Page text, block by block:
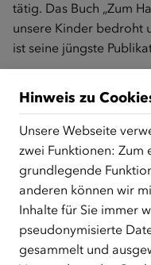
tätig. Das Buch „Zum
unsere Kinder bedroht
ist seine jüngste
einen Tag vor
leider nicht mehr
Hinweis zu
Unsere Webseite
zwei Funktionen:
grundlegende
anderen können wir
Inhalte für Sie immer
pseudonymisierte
gesammelt und